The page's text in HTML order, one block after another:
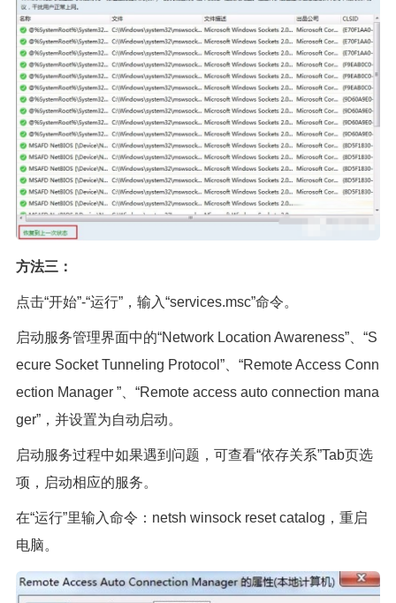
方法三：
点击“开始”-“运行”，输入“services.msc”命令。
启动服务管理界面中的“Network Location Awareness”、“S
ecure Socket Tunneling Protocol”、“Remote Access Conn
ection Manager ”、“Remote access auto connection mana
ger”，并设置为自动启动。
启动服务过程中如果遇到问题，可查看“依存关系”Tab页选
项，启动相应的服务。
在“运行”里输入命令：netsh winsock reset catalog，重启
电脑。